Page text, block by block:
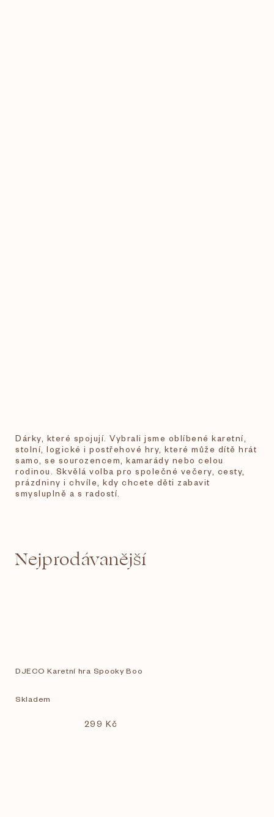
Dárky, které spojují. Vybrali jsme oblíbené karetní,
stolní, logické i postřehové hry, které může dítě hrát
samo, se sourozencem, kamarády nebo celou
rodinou. Skvělá volba pro společné večery, cesty,
prázdniny i chvíle, kdy chcete děti zabavit
smysluplně a s radostí.
Nejprodávanější
DJECO Karetní hra Spooky Boo
Skladem
299 Kč